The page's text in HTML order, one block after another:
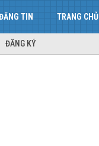
TIN TRANG CHỦ
ĐĂNG KÝ